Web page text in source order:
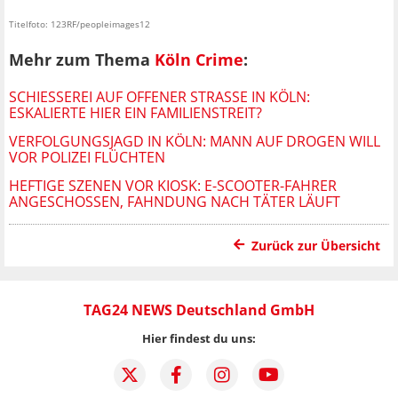
Titelfoto: 123RF/peopleimages12
Mehr zum Thema Köln Crime:
SCHIESSEREI AUF OFFENER STRASSE IN KÖLN: ES
KALIERTE HIER EIN FAMILIENSTREIT?
VERFOLGUNGSJAGD IN KÖLN: MANN AUF DROGEN WILL
VOR POLIZEI FLÜCHTEN
HEFTIGE SZENEN VOR KIOSK: E-SCOOTER-FAHRER
ANGESCHOSSEN, FAHNDUNG NACH TÄTER LÄUFT
Zurück zur Übersicht
TAG24 NEWS Deutschland GmbH
Hier findest du uns: